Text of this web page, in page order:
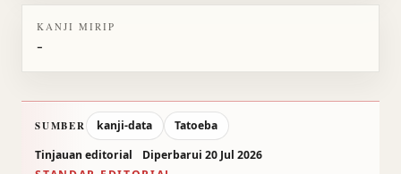
KANJI MIRIP
-
SUMBER kanji-data
Tatoeba
Tinjauan editorial
Diperbarui 20 Jul 2026